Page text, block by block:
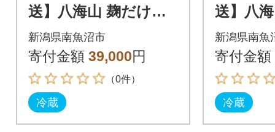
送】八海山 麹だけで
つくったあまさけ(41
0g×20本)
新潟県南魚沼市
寄付金額 39,000円
（0件）
冷蔵
送】八
つくっ
0g×20本
新潟県南魚
寄付金額
冷蔵